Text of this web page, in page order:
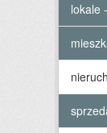
lokale -